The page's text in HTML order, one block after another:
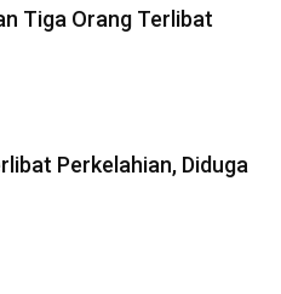
Tiga Orang Terlibat
Perkelahian, Diduga